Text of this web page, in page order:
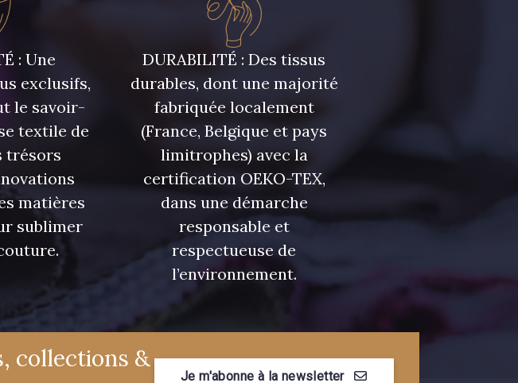
: Une
exclusifs,
le savoir-
textile de
trésors
matières
sublimer
DURABILITÉ : Des tissus
durables, dont une majorité
fabriquée localement
(France, Belgique et pays
limitrophes) avec la
certification OEKO-TEX,
dans une démarche
responsable et
respectueuse de
l’environnement.
collections &
Je m'abonne à la newsletter